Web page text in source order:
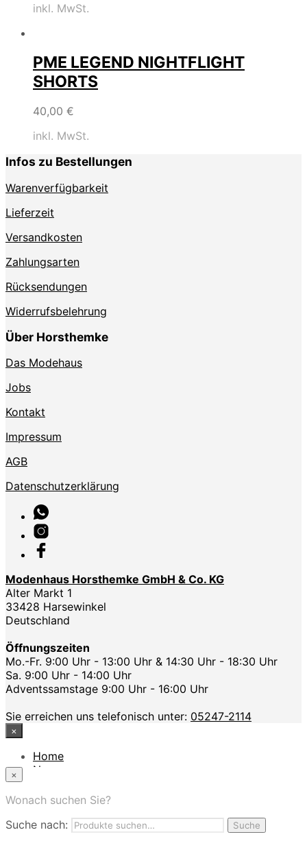
inkl. MwSt.
PME LEGEND NIGHTFLIGHT
SHORTS
40,00 €
inkl. MwSt.
Infos zu Bestellungen
Warenverfügbarkeit
Lieferzeit
Versandkosten
Zahlungsarten
Rücksendungen
Widerrufsbelehrung
Über Horsthemke
Das Modehaus
Jobs
Kontakt
Impressum
AGB
Datenschutzerklärung
Modenhaus Horsthemke GmbH & Co. KG
Alter Markt 1
33428 Harsewinkel
Deutschland
Öffnungszeiten
Mo.-Fr. 9:00 Uhr - 13:00 Uhr & 14:30 Uhr - 18:30 Uhr
Sa. 9:00 Uhr - 14:00 Uhr
Adventssamstage 9:00 Uhr - 16:00 Uhr
Sie erreichen uns telefonisch unter: 05247-2114
×
Home
News
App
Nutzungbedingungen
×
Wonach suchen Sie?
Suche nach:
Suche